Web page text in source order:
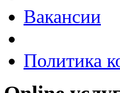
Вакансии
Политика